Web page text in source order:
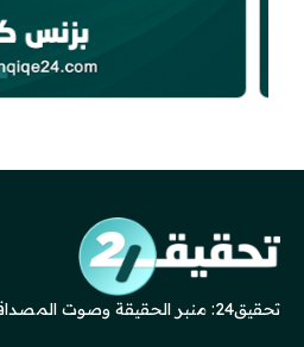
تحقيق24: منبر الحقيقة وصوت المصداقية.